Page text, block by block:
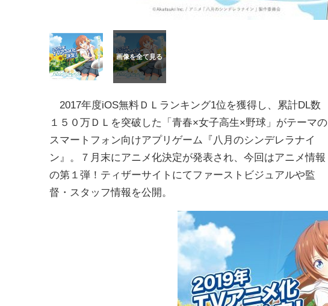
2017年度iOS無料ＤＬランキング1位を獲得し、累計DL数
１５０万ＤＬを突破した「青春×女子高生×野球」がテーマの
スマートフォン向けアプリゲーム『八月のシンデレラナイ
ン』。７月末にアニメ化決定が発表され、今回はアニメ情報
の第１弾！ティザーサイトにてファーストビジュアルや監
督・スタッフ情報を公開。